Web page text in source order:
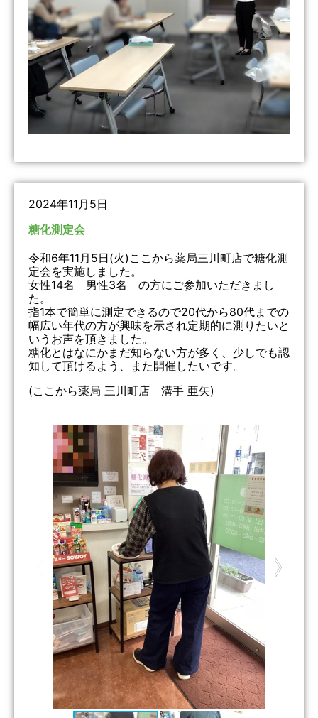
2024年11月5日
糖化測定会
令和6年11月5日(火)ここから薬局三川町店で糖化測
定会を実施しました。
女性14名 男性3名 の方にご参加いただきまし
た。
指1本で簡単に測定できるので20代から80代までの
幅広い年代の方が興味を示され定期的に測りたいと
いうお声を頂きました。
糖化とはなにかまだ知らない方が多く、少しでも認
知して頂けるよう、また開催したいです。
(ここから薬局 三川町店 溝手 亜矢)